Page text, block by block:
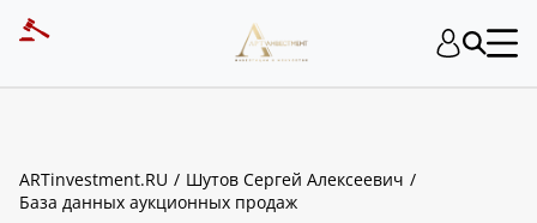
ARTinvestment.RU
Шутов Сергей Алексеевич
База данных аукционных продаж